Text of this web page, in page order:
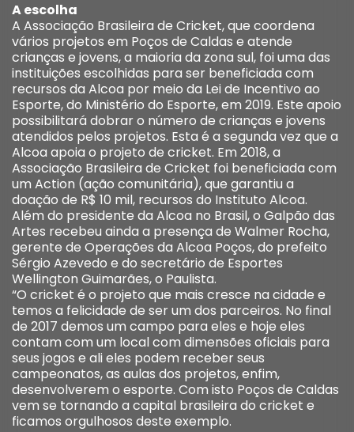
A escolha
A Associação Brasileira de Cricket, que coordena
vários projetos em Poços de Caldas e atende
crianças e jovens, a maioria da zona sul, foi uma das
instituições escolhidas para ser beneficiada com
recursos da Alcoa por meio da Lei de Incentivo ao
Esporte, do Ministério do Esporte, em 2019. Este apoio
possibilitará dobrar o número de crianças e jovens
atendidos pelos projetos. Esta é a segunda vez que a
Alcoa apoia o projeto de cricket. Em 2018, a
Associação Brasileira de Cricket foi beneficiada com
um Action (ação comunitária), que garantiu a
doação de R$ 10 mil, recursos do Instituto Alcoa.
Além do presidente da Alcoa no Brasil, o Galpão das
Artes recebeu ainda a presença de Walmer Rocha,
gerente de Operações da Alcoa Poços, do prefeito
Sérgio Azevedo e do secretário de Esportes
Wellington Guimarães, o Paulista.
“O cricket é o projeto que mais cresce na cidade e
temos a felicidade de ser um dos parceiros. No final
de 2017 demos um campo para eles e hoje eles
contam com um local com dimensões oficiais para
seus jogos e ali eles podem receber seus
campeonatos, as aulas dos projetos, enfim,
desenvolverem o esporte. Com isto Poços de Caldas
vem se tornando a capital brasileira do cricket e
ficamos orgulhosos deste exemplo.